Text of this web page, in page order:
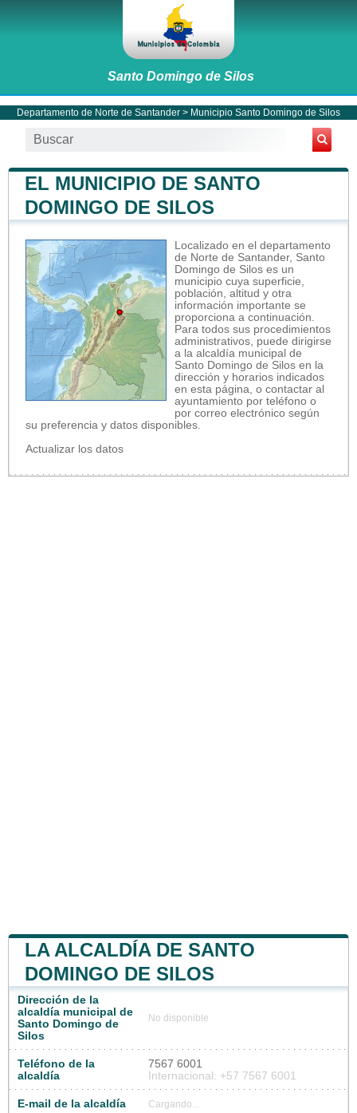
Santo Domingo de Silos
Departamento de Norte de Santander > Municipio Santo Domingo de Silos
EL MUNICIPIO DE SANTO
DOMINGO DE SILOS
Localizado en el departamento
de Norte de Santander, Santo
Domingo de Silos es un
municipio cuya superficie,
población, altitud y otra
información importante se
proporciona a continuación.
Para todos sus procedimientos
administrativos, puede dirigirse
a la alcaldía municipal de
Santo Domingo de Silos en la
dirección y horarios indicados
en esta página, o contactar al
ayuntamiento por teléfono o
por correo electrónico según
su preferencia y datos disponibles.
Actualizar los datos
LA ALCALDÍA DE SANTO
DOMINGO DE SILOS
Dirección de la
alcaldía municipal de
Santo Domingo de
Silos
No disponible
Teléfono de la
alcaldía
7567 6001
Internacional: +57 7567 6001
E-mail de la alcaldía Cargando...